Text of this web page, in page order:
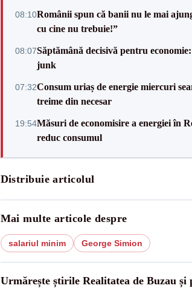
08:10Românii spun că banii nu le mai
cu cine nu trebuie!”
08:07Săptămână decisivă pentru
junk
07:32Consum uriaș de energie miercuri
treime din necesar
19:54Măsuri de economisire a energiei în
reduc consumul
Distribuie articolul
Mai multe articole despre
salariul minim George Simion
Urmărește știrile Realitatea de Buzau și